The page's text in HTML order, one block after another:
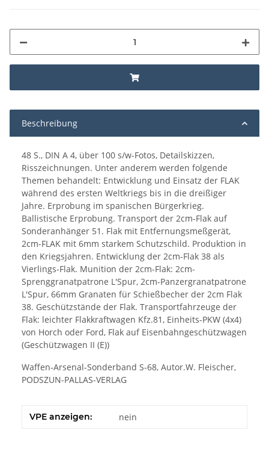
Beschreibung
48 S., DIN A 4, über 100 s/w-Fotos, Detailskizzen,
Risszeichnungen. Unter anderem werden folgende
Themen behandelt: Entwicklung und Einsatz der FLAK
während des ersten Weltkriegs bis in die dreißiger
Jahre. Erprobung im spanischen Bürgerkrieg.
Ballistische Erprobung. Transport der 2cm-Flak auf
Sonderanhänger 51. Flak mit Entfernungsmeßgerät,
2cm-FLAK mit 6mm starkem Schutzschild. Produktion in
den Kriegsjahren. Entwicklung der 2cm-Flak 38 als
Vierlings-Flak. Munition der 2cm-Flak: 2cm-
Sprenggranatpatrone L'Spur, 2cm-Panzergranatpatrone
L'Spur, 66mm Granaten für Schießbecher der 2cm Flak
38. Geschützstände der Flak. Transportfahrzeuge der
Flak: leichter Flakkraftwagen Kfz.81, Einheits-PKW (4x4)
von Horch oder Ford, Flak auf Eisenbahngeschützwagen
(Geschützwagen II (E))
Waffen-Arsenal-Sonderband S-68, Autor.W. Fleischer,
PODSZUN-PALLAS-VERLAG
VPE anzeigen: nein